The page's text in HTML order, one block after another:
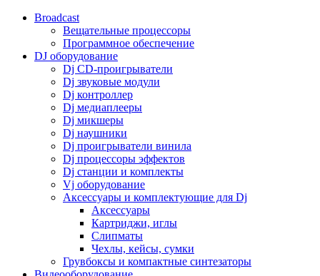
Broadcast
Вещательные процессоры
Программное обеспечение
DJ оборудование
Dj CD-проигрыватели
Dj звуковые модули
Dj контроллер
Dj медиаплееры
Dj микшеры
Dj наушники
Dj проигрыватели винила
Dj процессоры эффектов
Dj станции и комплекты
Vj оборудование
Аксессуары и комплектующие для Dj
Аксессуары
Картриджи, иглы
Слипматы
Чехлы, кейсы, сумки
Грувбоксы и компактные синтезаторы